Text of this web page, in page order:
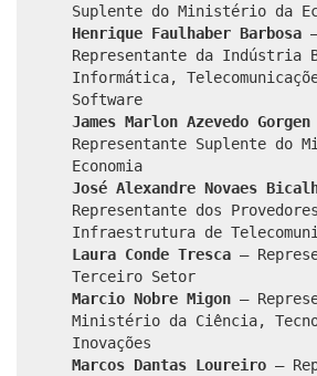
Suplente do Ministério da
Henrique Faulhaber Barbosa
Representante da Indústria
Informática,
Software
James Marlon Azevedo Gorgen
Representante Suplente do
Economia
José Alexandre Novaes
Representante dos
Infraestrutura de
Laura Conde Tresca –
Terceiro Setor
Marcio Nobre Migon –
Ministério da Ciência,
Inovações
Marcos Dantas Loureiro –